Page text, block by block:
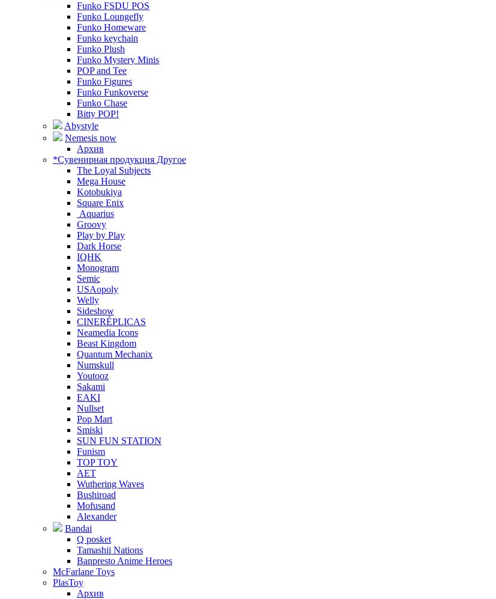
Funko FSDU POS
Funko Loungefly
Funko Homeware
Funko keychain
Funko Plush
Funko Mystery Minis
POP and Tee
Funko Figures
Funko Funkoverse
Funko Chase
Bitty POP!
Abystyle
Nemesis now
Архив
*Сувенирная продукция Другое
The Loyal Subjects
Mega House
Kotobukiya
Square Enix
Aquarius
Groovy
Play by Play
Dark Horse
IQHK
Monogram
Semic
USAopoly
Welly
Sideshow
CINERÉPLICAS
Neamedia Icons
Beast Kingdom
Quantum Mechanix
Numskull
Youtooz
Sakami
EAKI
Nullset
Pop Mart
Smiski
SUN FUN STATION
Funism
TOP TOY
AET
Wuthering Waves
Bushiroad
Mofusand
Alexander
Bandai
Q posket
Tamashii Nations
Banpresto Anime Heroes
McFarlane Toys
PlasToy
Архив